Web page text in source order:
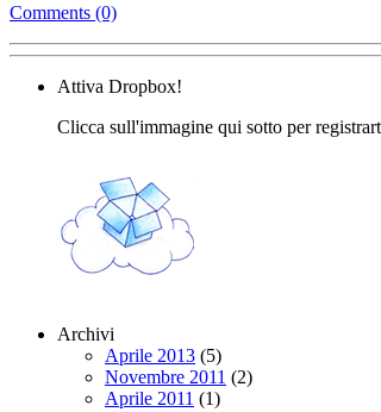
Comments (0)
Attiva Dropbox!
Clicca sull'immagine qui sotto per
Archivi
Aprile 2013 (5)
Novembre 2011 (2)
Aprile 2011 (1)